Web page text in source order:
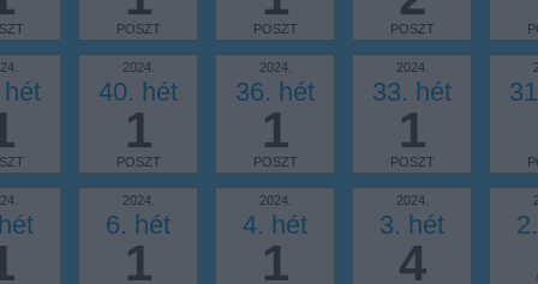
POSZT POSZT POSZT
2024.
40. hét
1
POSZT
2024.
36. hét
1
POSZT
2024.
33. hét
1
POSZT
2024.
6. hét
1
2024.
4. hét
1
2024.
3. hét
4